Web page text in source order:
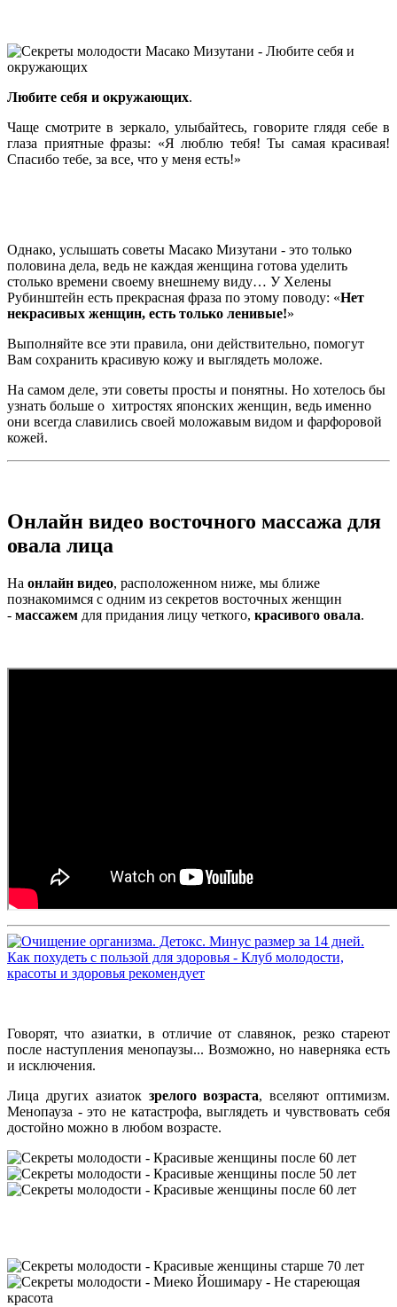
Любите себя и окружающих.
Чаще смотрите в зеркало, улыбайтесь, говорите глядя себе в
глаза приятные фразы: «Я люблю тебя! Ты самая красивая!
Спасибо тебе, за все, что у меня есть!»
Однако, услышать советы Масако Мизутани - это только
половина дела, ведь не каждая женщина готова уделить
столько времени своему внешнему виду… У Хелены
Рубинштейн есть прекрасная фраза по этому поводу: «Нет
некрасивых женщин, есть только ленивые!»
Выполняйте все эти правила, они действительно, помогут
Вам сохранить красивую кожу и выглядеть моложе.
На самом деле, эти советы просты и понятны. Но хотелось бы
узнать больше о хитростях японских женщин, ведь именно
они всегда славились своей моложавым видом и фарфоровой
кожей.
Онлайн видео восточного массажа для
овала лица
На онлайн видео, расположенном ниже, мы ближе
познакомимся с одним из секретов восточных женщин
- массажем для придания лицу четкого, красивого овала.
Говорят, что азиатки, в отличие от славянок, резко стареют
после наступления менопаузы... Возможно, но наверняка есть
и исключения.
Лица других азиаток зрелого возраста, вселяют оптимизм.
Менопауза - это не катастрофа, выглядеть и чувствовать себя
достойно можно в любом возрасте.